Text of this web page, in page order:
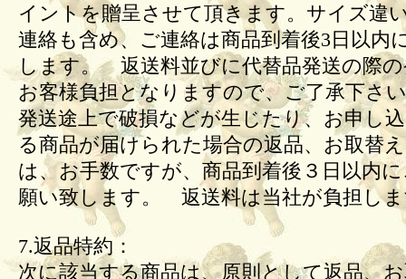
イントを贈呈させて頂きます。サイズ違
連絡も含め、ご連絡は商品到着後3日以内
します。 返送料並びに代替品発送の際の
お客様負担となりますので、ご了承下さ
発送途上で破損などが生じたり、お申し
る商品が届けられた場合の返品、お取替
は、お手数ですが、商品到着後３日以内
願い致します。 返送料は当社が負担し
7.返品特約：
次に該当する商品は、原則として返品、